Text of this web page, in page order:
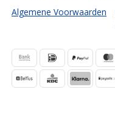
Algemene Voorwaarden